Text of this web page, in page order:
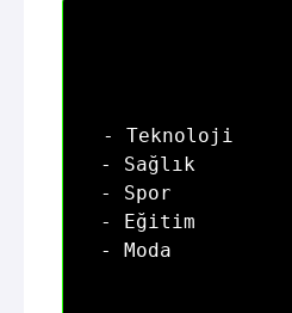
- Teknoloji
- Sağlık
- Spor
- Eğitim